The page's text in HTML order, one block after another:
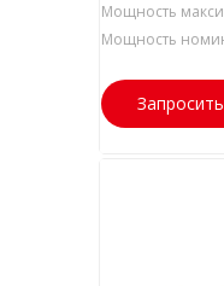
Мощность
Мощность